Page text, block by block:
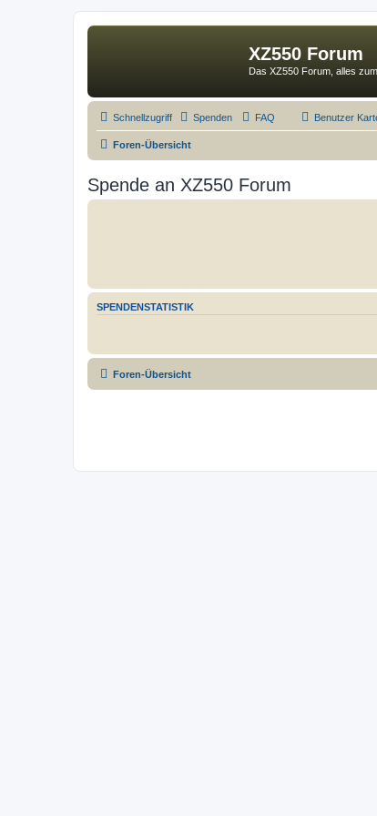
XZ550 Forum
Das XZ550 Forum, alles
Schnellzugriff Spenden FAQ Benutzer
Foren-Übersicht
Spende an XZ550 Forum
SPENDENSTATISTIK
Foren-Übersicht